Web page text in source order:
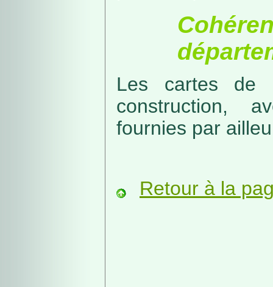
Les cartes de
construction,
fournies par
Retour à la